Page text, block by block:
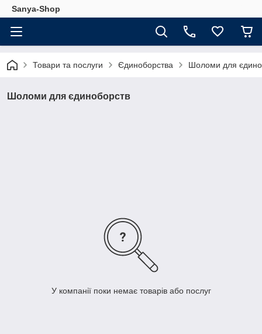
Sanya-Shop
Товари та послуги Єдиноборства Шоломи для
Шоломи для єдиноборств
У компанії поки немає товарів або послуг